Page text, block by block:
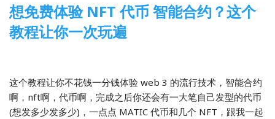
想免费体验 NFT 代币 智能合约？这个
教程让你一次玩遍
这个教程让你不花钱一分钱体验 web 3 的流行技术，智能合约
啊，nft啊，代币啊，完成之后你还会有一大笔自己发型的代币
(想发多少发多少)，一点点 MATIC 代币和几个 NFT，跟我一起